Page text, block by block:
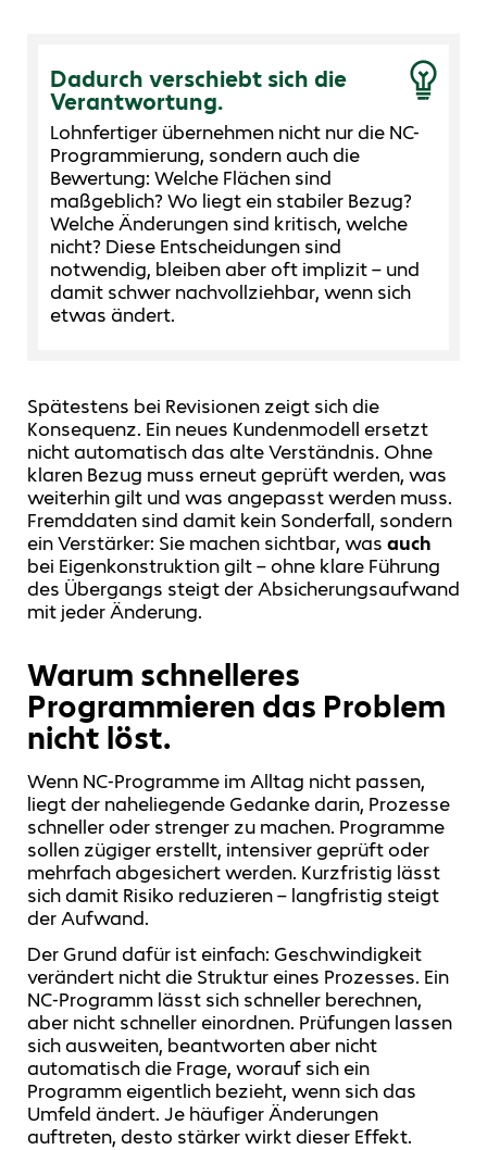
Dadurch verschiebt sich die
Verantwortung.
Lohnfertiger übernehmen nicht nur die NC-
Programmierung, sondern auch die
Bewertung: Welche Flächen sind
maßgeblich? Wo liegt ein stabiler Bezug?
Welche Änderungen sind kritisch, welche
nicht? Diese Entscheidungen sind
notwendig, bleiben aber oft implizit – und
damit schwer nachvollziehbar, wenn sich
etwas ändert.
Spätestens bei Revisionen zeigt sich die
Konsequenz. Ein neues Kundenmodell ersetzt
nicht automatisch das alte Verständnis. Ohne
klaren Bezug muss erneut geprüft werden, was
weiterhin gilt und was angepasst werden muss.
Fremddaten sind damit kein Sonderfall, sondern
ein Verstärker: Sie machen sichtbar, was auch
bei Eigenkonstruktion gilt – ohne klare Führung
des Übergangs steigt der Absicherungsaufwand
mit jeder Änderung.
Warum schnelleres
Programmieren das Problem
nicht löst.
Wenn NC‑Programme im Alltag nicht passen,
liegt der naheliegende Gedanke darin, Prozesse
schneller oder strenger zu machen. Programme
sollen zügiger erstellt, intensiver geprüft oder
mehrfach abgesichert werden. Kurzfristig lässt
sich damit Risiko reduzieren – langfristig steigt
der Aufwand.
Der Grund dafür ist einfach: Geschwindigkeit
verändert nicht die Struktur eines Prozesses. Ein
NC‑Programm lässt sich schneller berechnen,
aber nicht schneller einordnen. Prüfungen lassen
sich ausweiten, beantworten aber nicht
automatisch die Frage, worauf sich ein
Programm eigentlich bezieht, wenn sich das
Umfeld ändert. Je häufiger Änderungen
auftreten, desto stärker wirkt dieser Effekt.